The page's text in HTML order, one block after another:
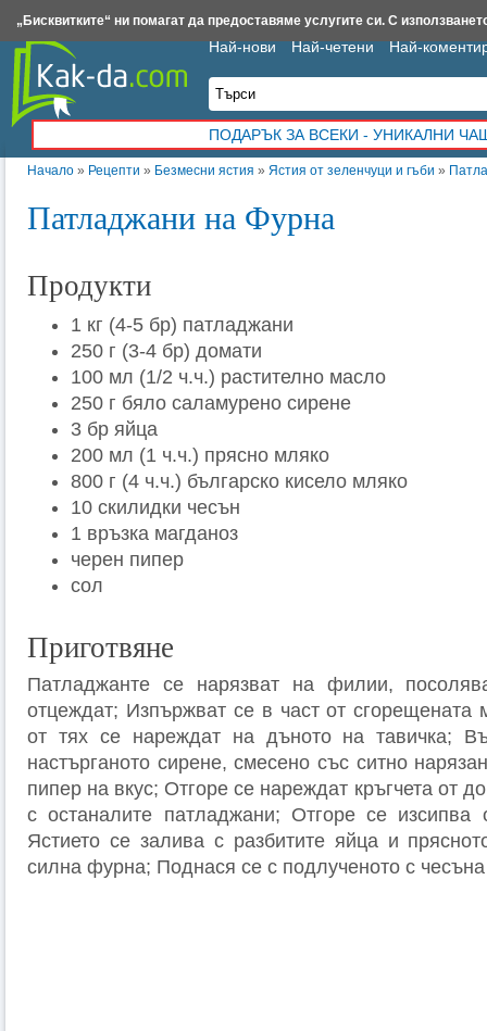
Начало » Рецепти » Безмесни ястия » Ястия от зеленчуци и гъби »
Патладжани на Фурна
Продукти
1 кг (4-5 бр) патладжани
250 г (3-4 бр) домати
100 мл (1/2 ч.ч.) растително масло
250 г бяло саламурено сирене
3 бр яйца
200 мл (1 ч.ч.) прясно мляко
800 г (4 ч.ч.) българско кисело мляко
10 скилидки чесън
1 връзка магданоз
черен пипер
сол
Приготвяне
Патладжанте се нарязват на филии,
отцеждат; Изпържват се в част от сгорещената
от тях се нареждат на дъното на тавичка;
настърганото сирене, смесено със ситно
пипер на вкус; Отгоре се нареждат кръгчета от
с останалите патладжани; Отгоре се изсипва
Ястието се залива с разбитите яйца и
силна фурна; Поднася се с подлученото с
Най-нови Най-четени Най-
ПОДАРЪК ЗА ВСЕКИ - УНИКАЛНИ
Insert.bg Framar.bg Kak-da.com Iztochnik.com BauBau.bg NewAge.bg
„Бисквитките“ ни помагат да предоставяме услугите си. С